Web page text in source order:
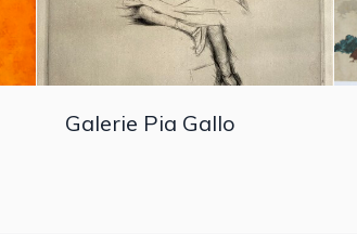
Galerie Pia Gallo